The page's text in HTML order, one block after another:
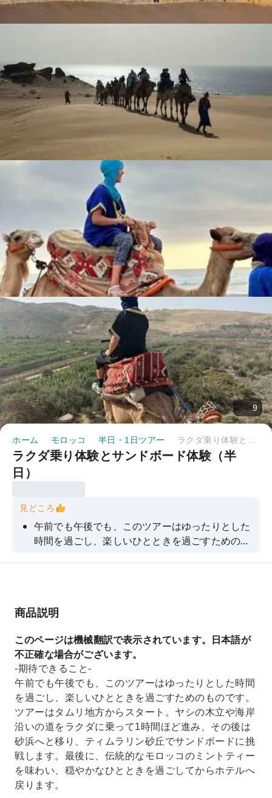
9
ホーム モロッコ 半日・1日ツアー
ラクダ乗り体験とサンドボード体験（半
日）
見どころ
午前でも午後でも、このツアーはゆったりとした
時間を過ごし、楽しいひとときを過ごすためのも
なモロッコのミントティーを味わい、穏やかなひ
商品説明
このページは機械翻訳で表示されています。日本語が
不正確な場合がございます。
-期待できること-
午前でも午後でも、このツアーはゆったりとした時間
を過ごし、楽しいひとときを過ごすためのものです。
ツアーはタムリ地方からスタート。ヤシの木立や海岸
沿いの道をラクダに乗って1時間ほど進み、その後は
砂浜へと移り、ティムラリン砂丘でサンドボードに挑
戦します。最後に、伝統的なモロッコのミントティー
を味わい、穏やかなひとときを過ごしてからホテルへ
戻ります。